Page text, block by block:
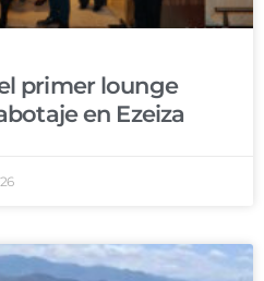
primer lounge
en Ezeiza